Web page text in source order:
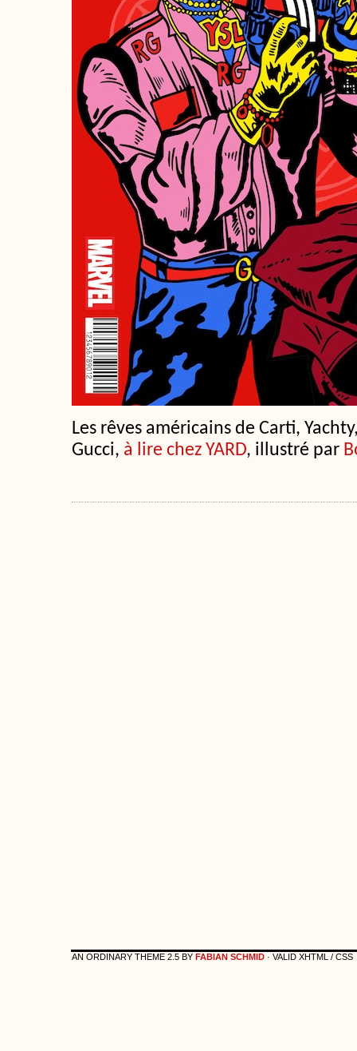
Les rêves américains de Carti,
Gucci, à lire chez YARD, illustré par
AN ORDINARY THEME 2.5 BY FABIAN SCHMID · VALID XHTML / CSS